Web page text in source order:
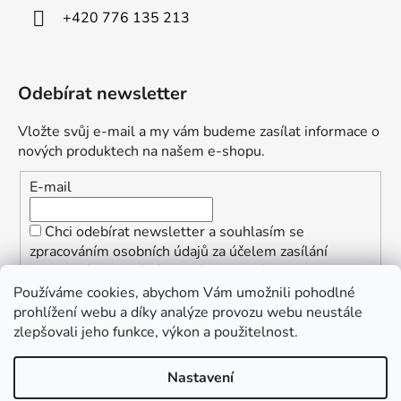
Používáme cookies, abychom Vám umožnili pohodlné
prohlížení webu a díky analýze provozu webu neustále
zlepšovali jeho funkce, výkon a použitelnost.
Nastavení
+420 776 135 213
Odebírat newsletter
Vložte svůj e-mail a my vám budeme zasílat informace o
nových produktech na našem e-shopu.
E-mail
Chci odebírat newsletter a souhlasím se
zpracováním osobních údajů za účelem zasílání
informací o speciálních akcích a slevách.
PŘIHLÁSIT SE